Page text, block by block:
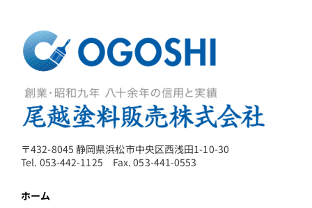
〒432-8045 静岡県浜松市中央区西浅田1-10-30
Tel. 053-442-1125 Fax. 053-441-0553
ホーム